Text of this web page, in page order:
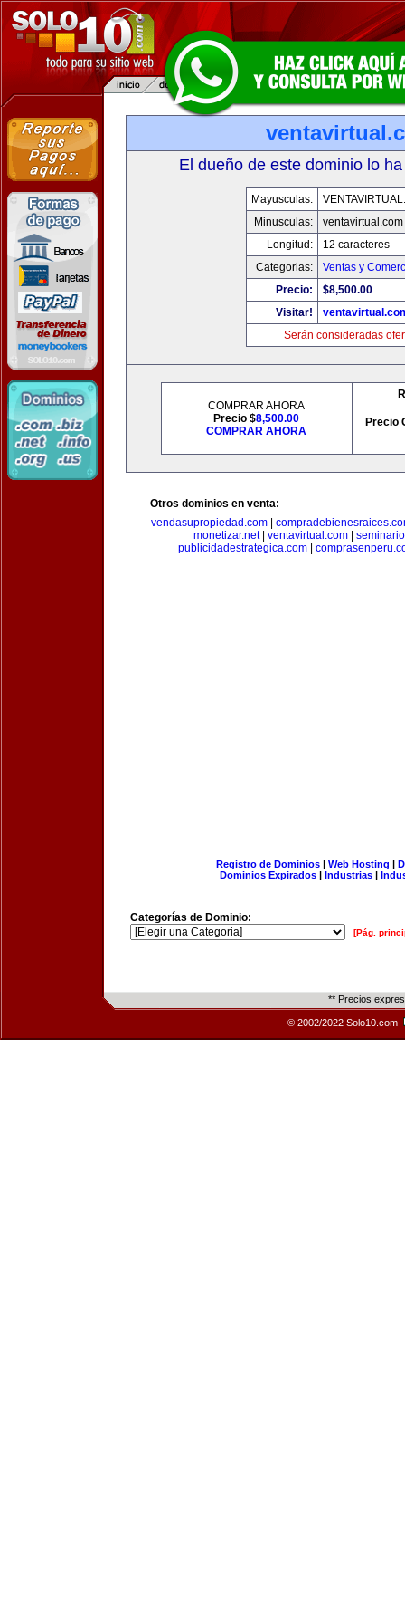
El dueño de este dominio lo
Mayusculas:
Minusculas:
ventavirtual.com
Longitud:
12 caracteres
Categorias:
Ventas y
Precio:
$8,500.00
Visitar!
Serán consideradas
COMPRAR AHORA
Precio $8,500.00
COMPRAR AHORA
Precio
Otros dominios en venta:
vendasupropiedad.com
monetizar.net| ventavirtual.com
publicidadestrategica.com
Registro de Dominios| Web Hosting |
Dominios Expirados | Industrias |
Categorías de Dominio:
[Pág.
** Precios
© 2002/2022 Solo10.com